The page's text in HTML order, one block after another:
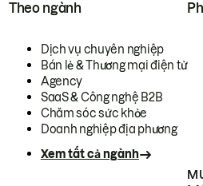
Theo ngành
Dịch vụ chuyên nghiệp
Bán lẻ & Thương mại điện tử
Agency
SaaS & Công nghệ B2B
Chăm sóc sức khỏe
Doanh nghiệp địa phương
Xem tất cả ngành